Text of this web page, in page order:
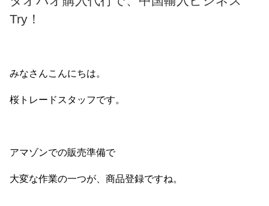
Try！
みなさんこんにちは。
桜トレードスタッフです。
アマゾンでの販売準備で
大変な作業の一つが、商品登録ですね。